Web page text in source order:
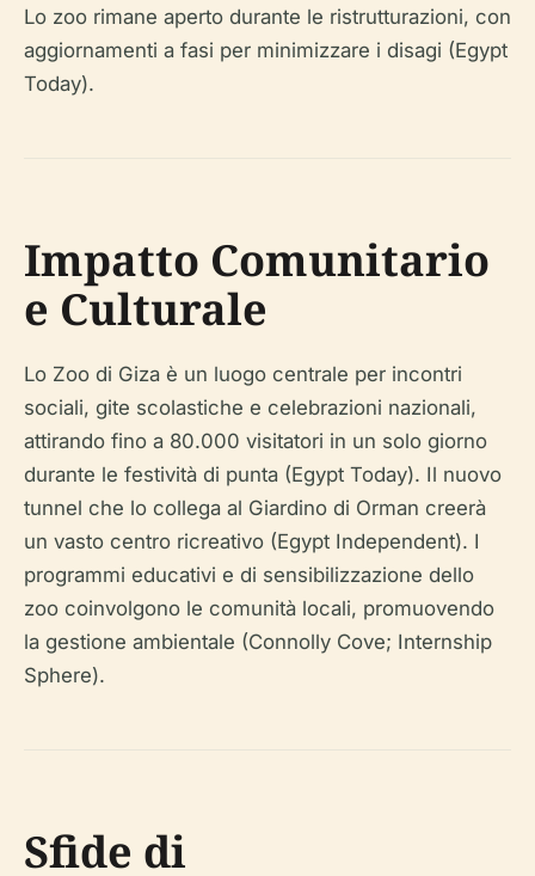
Lo zoo rimane aperto durante le ristrutturazioni, con
aggiornamenti a fasi per minimizzare i disagi (Egypt
Today).
Impatto Comunitario
e Culturale
Lo Zoo di Giza è un luogo centrale per incontri
sociali, gite scolastiche e celebrazioni nazionali,
attirando fino a 80.000 visitatori in un solo giorno
durante le festività di punta (Egypt Today). Il nuovo
tunnel che lo collega al Giardino di Orman creerà
un vasto centro ricreativo (Egypt Independent). I
programmi educativi e di sensibilizzazione dello
zoo coinvolgono le comunità locali, promuovendo
la gestione ambientale (Connolly Cove; Internship
Sphere).
Sfide di